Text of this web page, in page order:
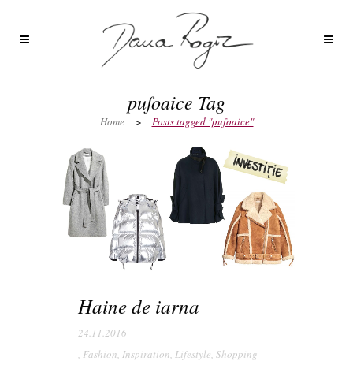
pufoaice Tag
Home > Posts tagged "pufoaice"
Haine de iarna
24.11.2016
, Fashion, Inspiration, Lifestyle, Shopping